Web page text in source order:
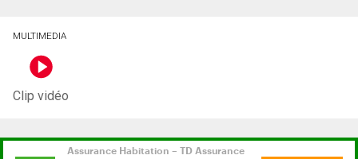
MULTIMEDIA
Clip vidéo